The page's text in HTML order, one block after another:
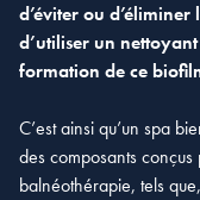
d’éviter ou
d’utiliser un
formation de ce
C’est ainsi qu’un spa
des composants
balnéothérapie, tels